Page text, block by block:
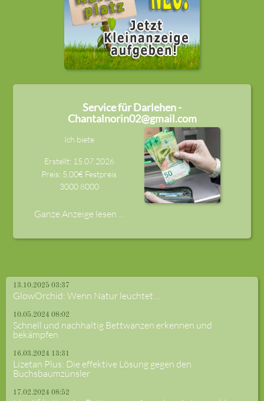
Service für Darlehen -
Chantalnorin02@gmail.com
Ich biete
Erstellt: 15.07.2026
Preis: 5,00€ Festpreis
3000 8000
Ganze Anzeige lesen ...
13.10.2025 03:37
GlowOrchid: Wenn Natur leuchtet ...
10.05.2024 08:02
Schnell und nachhaltig Bettwanzen erkennen und
bekämpfen
16.03.2024 13:31
Lizetan Plus: Die effektive Lösung gegen den
Buchsbaumzünsler
17.02.2024 08:52